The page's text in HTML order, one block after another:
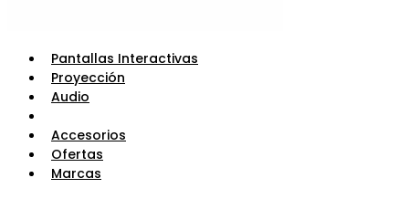
Pantallas Interactivas
Proyección
Audio
Accesorios
Ofertas
Marcas